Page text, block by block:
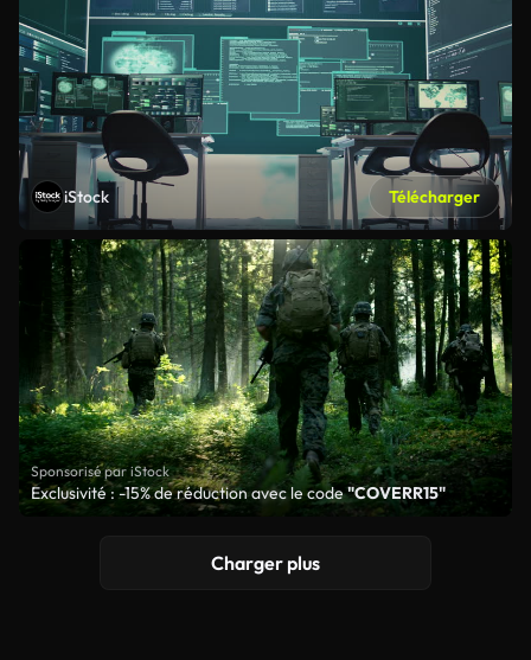
iStock Télécharger
Sponsorisé par iStock
Exclusivité : -15% de réduction avec le code"COVERR15"
Charger plus